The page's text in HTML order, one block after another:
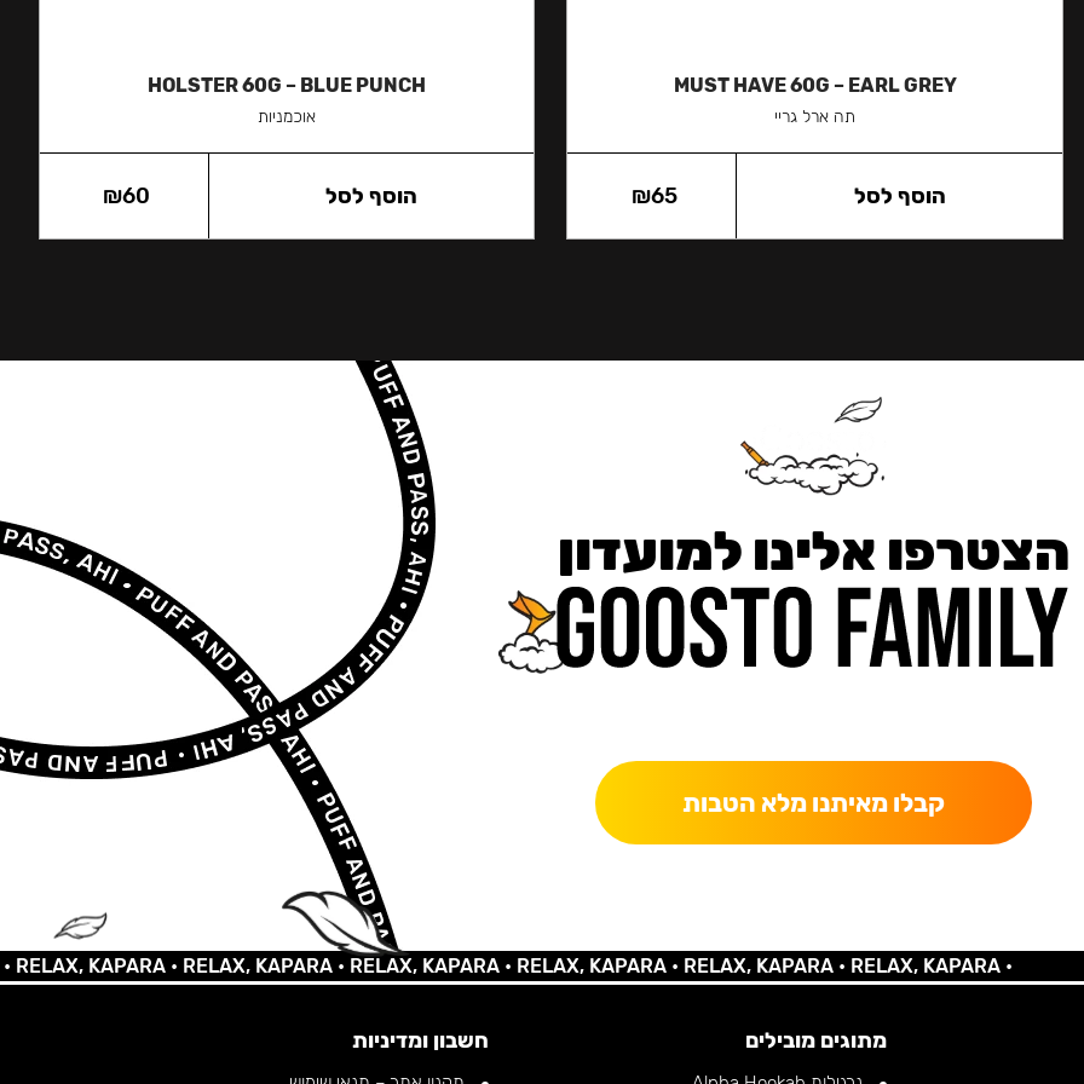
MUST HAVE 60G – EARL GREY
תה ארל גריי
₪65 הוסף לסל
HOLSTER 60G – BLUE PUNCH
אוכמניות
₪60 הוסף לסל
הצטרפו אלינו למועדון
קבלו מאיתנו מלא הטבות
KAPARA •RELAX, KAPARA •RELAX, KAPARA •RELAX, KAPARA •RELAX, KAPARA •RELAX, KAPARA •
מתוגים מובילים חשבון ומדיניות